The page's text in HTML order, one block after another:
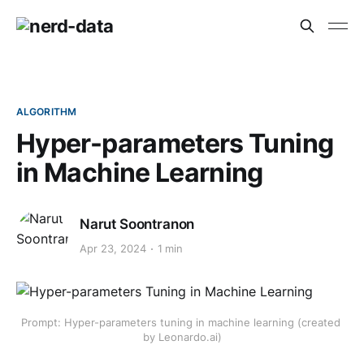
ALGORITHM
Hyper-parameters Tuning
in Machine Learning
Narut Soontranon
Apr 23, 2024 1 min
Prompt: Hyper-parameters tuning in machine learning (created
by Leonardo.ai)